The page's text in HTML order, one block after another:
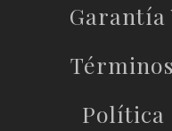
Garantía
Política